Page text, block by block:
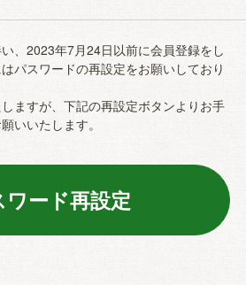
、2023年7月24日以前に会員登録をし
パスワードの再設定をお願いしており
ますが、下記の再設定ボタンよりお手
いいたします。